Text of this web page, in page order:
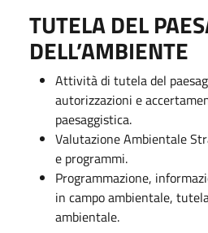
TUTELA DEL
DELL’AMBIENTE
Attività di tutela del
autorizzazioni e
paesaggistica.
Valutazione Ambientale
e programmi.
Programmazione,
in campo ambientale,
ambientale.